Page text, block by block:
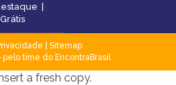
|
Grátis
Sitemap
time do EncontraBrasil
a fresh copy.